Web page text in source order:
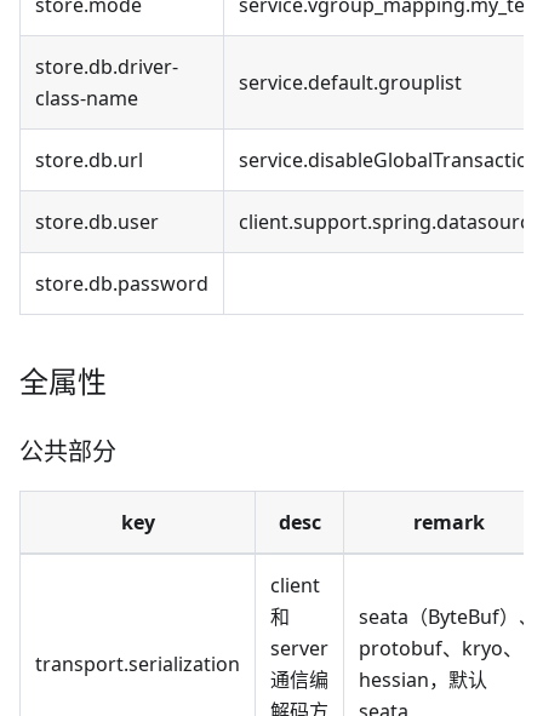
store.db.driver-
class-name
service.default.grouplist
store.db.url service.disableGlobalTransaction
store.db.user
store.db.password
全属性
公共部分
key desc remark
transport.serialization
client
和
server
通信编
seata（ByteBuf）、
protobuf、kryo、
hessian，默认